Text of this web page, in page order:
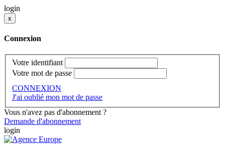
login
x
Connexion
Votre identifiant
Votre mot de passe
CONNEXION
J'ai oublié mon mot de passe
Vous n'avez pas d'abonnement ?
Demande d'abonnement
login